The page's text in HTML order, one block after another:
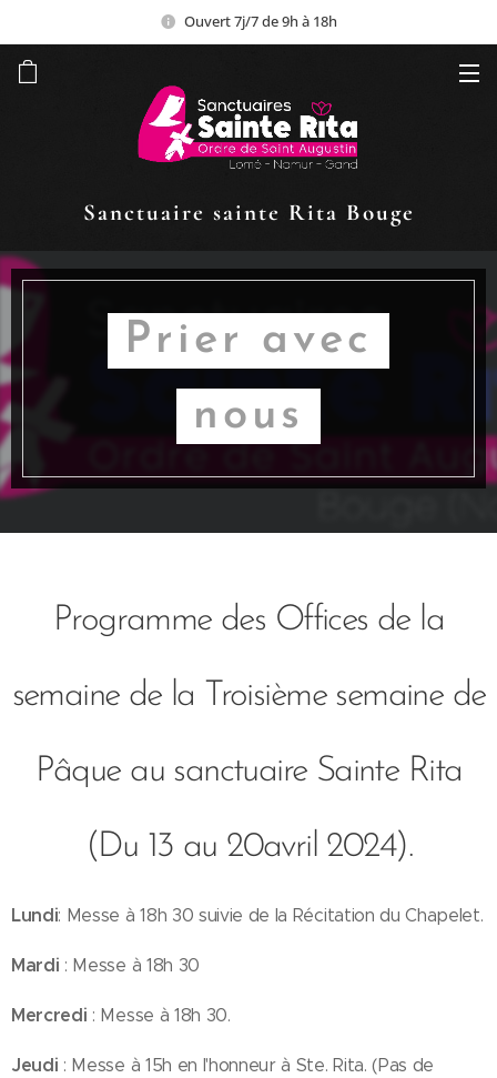
Ouvert 7j/7 de 9h à 18h
Sanctuaire sainte Rita Bouge
Prier avec
nous
Programme des Offices de la
semaine de la Troisième semaine de
Pâque au sanctuaire Sainte Rita
(Du 13 au 20avril 2024).
Lundi: Messe à 18h 30 suivie de la Récitation du Chapelet.
Mardi : Messe à 18h 30
Mercredi : Messe à 18h 30.
Jeudi : Messe à 15h en l'honneur à Ste. Rita. (Pas de